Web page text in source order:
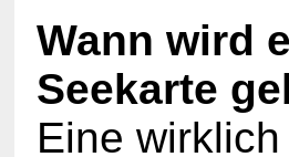
Wann wird
Seekarte
Eine